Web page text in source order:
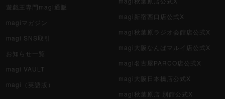
遊戯王専門magi通販
magiマガジン
magi SNS取引
お知らせ一覧
magi VAULT
magi（英語版）
magi新宿西口店公式X
magi秋葉原ラジオ会館店公式X
magi大阪なんばマルイ店公式X
magi名古屋PARCO店公式X
magi大阪日本橋店公式X
magi秋葉原店 別館公式X